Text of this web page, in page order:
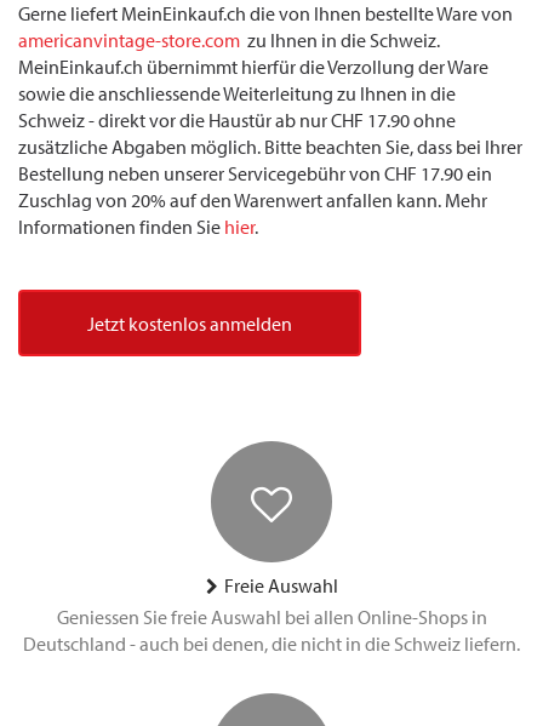
Gerne liefert MeinEinkauf.ch die von Ihnen bestellte Ware von
americanvintage-store.com zu Ihnen in die Schweiz.
MeinEinkauf.ch übernimmt hierfür die Verzollung der Ware
sowie die anschliessende Weiterleitung zu Ihnen in die
Schweiz - direkt vor die Haustür ab nur CHF 17.90 ohne
zusätzliche Abgaben möglich. Bitte beachten Sie, dass bei Ihrer
Bestellung neben unserer Servicegebühr von CHF 17.90 ein
Zuschlag von 20% auf den Warenwert anfallen kann. Mehr
Informationen finden Sie hier.
Jetzt kostenlos anmelden
Freie Auswahl
Geniessen Sie freie Auswahl bei allen Online-Shops in
Deutschland - auch bei denen, die nicht in die Schweiz liefern.